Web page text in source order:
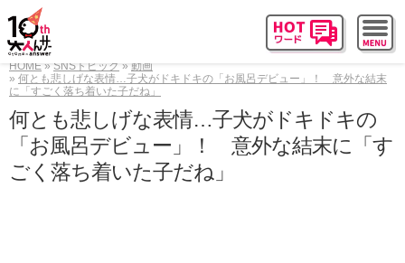
HOME SNSトピック
動画
何とも悲しげな表情…子犬がドキドキの「お風呂デビュー」！ 意外な結末
に「すごく落ち着いた子だね」
何とも悲しげな表情…子犬がドキドキの
「お風呂デビュー」！ 意外な結末に「す
ごく落ち着いた子だね」